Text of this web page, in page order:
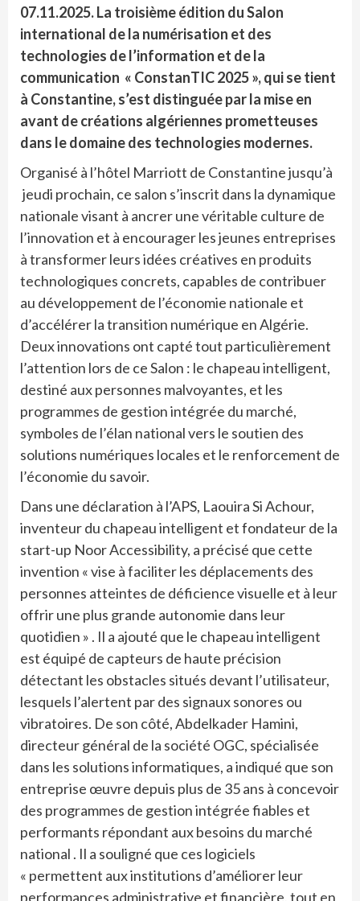
07.11.2025. La troisième édition du Salon
international de la numérisation et des
technologies de l’information et de la
communication « ConstanTIC 2025 », qui se tient
à Constantine, s’est distinguée par la mise en
avant de créations algériennes prometteuses
dans le domaine des technologies modernes.
Organisé à l’hôtel Marriott de Constantine jusqu’à
jeudi prochain, ce salon s’inscrit dans la dynamique
nationale visant à ancrer une véritable culture de
l’innovation et à encourager les jeunes entreprises
à transformer leurs idées créatives en produits
technologiques concrets, capables de contribuer
au développement de l’économie nationale et
d’accélérer la transition numérique en Algérie.
Deux innovations ont capté tout particulièrement
l’attention lors de ce Salon : le chapeau intelligent,
destiné aux personnes malvoyantes, et les
programmes de gestion intégrée du marché,
symboles de l’élan national vers le soutien des
solutions numériques locales et le renforcement de
l’économie du savoir.
Dans une déclaration à l’APS, Laouira Si Achour,
inventeur du chapeau intelligent et fondateur de la
start-up Noor Accessibility, a précisé que cette
invention « vise à faciliter les déplacements des
personnes atteintes de déficience visuelle et à leur
offrir une plus grande autonomie dans leur
quotidien » . Il a ajouté que le chapeau intelligent
est équipé de capteurs de haute précision
détectant les obstacles situés devant l’utilisateur,
lesquels l’alertent par des signaux sonores ou
vibratoires. De son côté, Abdelkader Hamini,
directeur général de la société OGC, spécialisée
dans les solutions informatiques, a indiqué que son
entreprise œuvre depuis plus de 35 ans à concevoir
des programmes de gestion intégrée fiables et
performants répondant aux besoins du marché
national . Il a souligné que ces logiciels
« permettent aux institutions d’améliorer leur
performances administrative et financière, tout en